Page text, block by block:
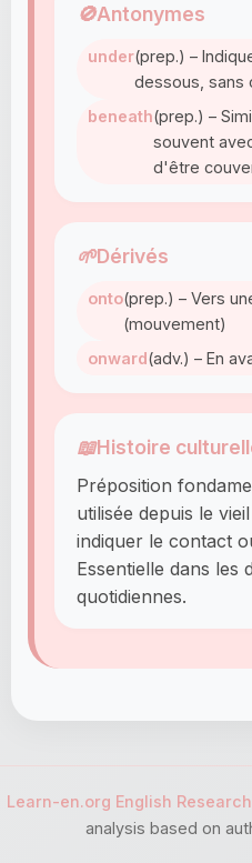
🚫Antonymes
under(prep.) –
dessous, sans
beneath(prep.) –
souvent
d'être
🌱Dérivés
onto(prep.) – Vers
(mouvement)
onward(adv.) – En
📖Histoire
Préposition
utilisée depuis le
indiquer le contact
Essentielle dans les
quotidiennes.
Learn-en.org English
analysis based on